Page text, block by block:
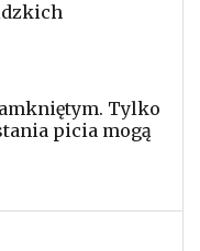
Tylko
picia mogą